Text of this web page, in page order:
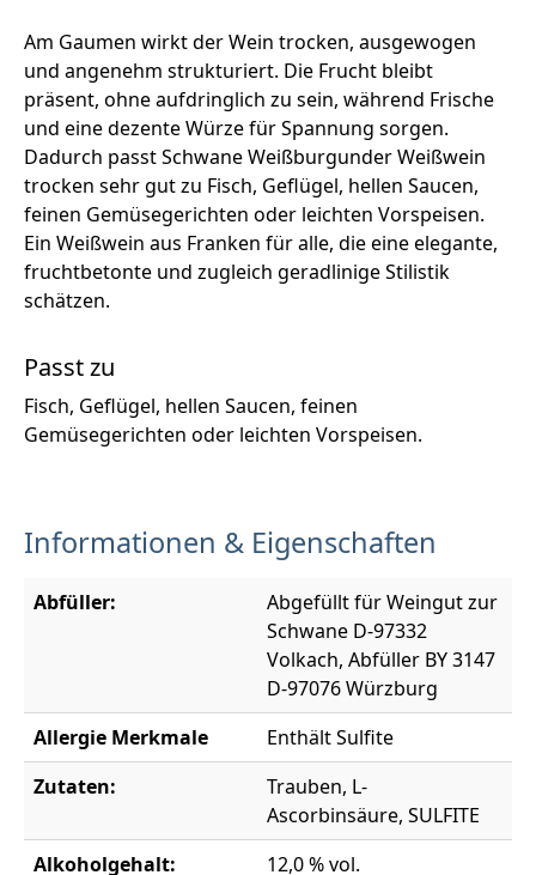
Am Gaumen wirkt der Wein trocken, ausgewogen
und angenehm strukturiert. Die Frucht bleibt
präsent, ohne aufdringlich zu sein, während Frische
und eine dezente Würze für Spannung sorgen.
Dadurch passt Schwane Weißburgunder Weißwein
trocken sehr gut zu Fisch, Geflügel, hellen Saucen,
feinen Gemüsegerichten oder leichten Vorspeisen.
Ein Weißwein aus Franken für alle, die eine elegante,
fruchtbetonte und zugleich geradlinige Stilistik
schätzen.
Passt zu
Fisch, Geflügel, hellen Saucen, feinen
Gemüsegerichten oder leichten Vorspeisen.
Informationen & Eigenschaften
Abfüller:
Abgefüllt für Weingut zur
Schwane D-97332
Volkach, Abfüller BY 3147
D-97076 Würzburg
Allergie Merkmale
Enthält Sulfite
Zutaten:
Trauben, L-
Ascorbinsäure, SULFITE
Alkoholgehalt:
12,0 % vol.